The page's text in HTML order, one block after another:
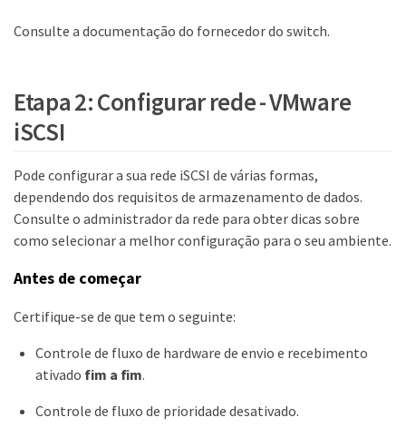
Consulte a documentação do fornecedor do switch.
Etapa 2: Configurar rede - VMware
iSCSI
Pode configurar a sua rede iSCSI de várias formas,
dependendo dos requisitos de armazenamento de dados.
Consulte o administrador da rede para obter dicas sobre
como selecionar a melhor configuração para o seu ambiente.
Antes de começar
Certifique-se de que tem o seguinte:
Controle de fluxo de hardware de envio e recebimento
ativado fim a fim.
Controle de fluxo de prioridade desativado.